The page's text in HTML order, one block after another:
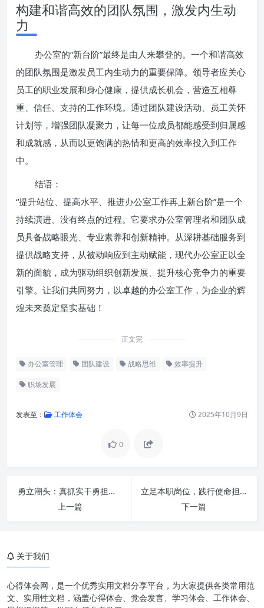
构建和谐高效的团队氛围，激发内生动
力
办公室的“新台阶”最终是由人来攀登的。一个和谐高效
的团队氛围是激发员工内生动力的重要保障。领导者应关心
员工的职业发展和身心健康，提供成长机会，营造互相尊
重、信任、支持的工作环境。通过团队建设活动、员工关怀
计划等，增强团队凝聚力，让每一位成员都能感受到归属感
和成就感，从而以更饱满的热情和更高的效率投入到工作
中。
结语：
“提升站位、提高水平、推进办公室工作再上新台阶”是一个
持续演进、没有终点的过程。它要求办公室管理者和团队成
员具备战略眼光、专业素养和创新精神。从深耕基础服务到
提供战略支持，从被动响应到主动赋能，现代办公室正以全
新的面貌，成为驱动组织创新发展、提升核心竞争力的重要
引擎。让我们共同努力，以卓越的办公室工作，为企业的辉
煌未来奠定坚实基础！
正文完
办公室管理 团队建设 战略思维 效率提升
职场发展
发表至： 工作体会 2025年10月9日
0
勇立潮头：真抓实干勇担当，奋发有为促发展——新时代高质量发展的精神图谱
上一篇
立足本职岗位，践行使命担当：点滴奉献铸就宏伟篇章
下一篇
第二部分：提高水平——精益求
关于我们
心得体会网，是一个优秀实用文档分享平台，为大家提供各类常用范
文、实用性文档，涵盖心得体会、党会发言、学习体会、工作体会、